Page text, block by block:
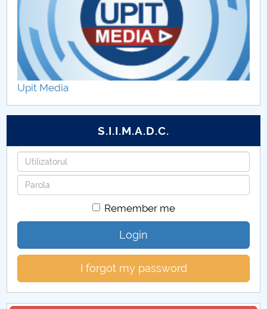
Management departament
Personal
DISTINCTIO
Programe de licenta DAT
Congres CAR
Cercetare stiintifica DAT
Sesiunea de comunicări studențești
Proiect studentesc KLC
Upit Media
S.I.I.M.A.D.C.
Username
Password
Remember me
Login
I forgot my password